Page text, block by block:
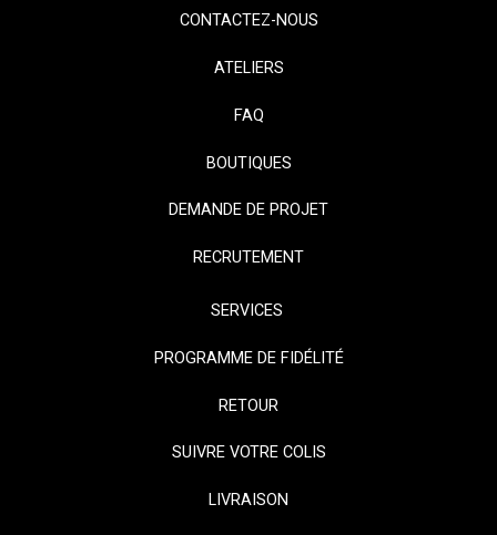
CONTACTEZ-NOUS
ATELIERS
FAQ
BOUTIQUES
DEMANDE DE PROJET
RECRUTEMENT
SERVICES
PROGRAMME DE FIDÉLITÉ
RETOUR
SUIVRE VOTRE COLIS
LIVRAISON